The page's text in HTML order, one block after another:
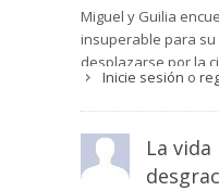
Miguel y Guilia
insuperable para su
desplazarse por la
lector los
narra. Giula se casó
Miguel soñó y
largo de esta
páginas de un diario
Inicie sesión o
La